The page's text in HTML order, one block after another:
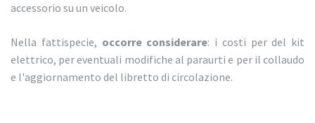
accessorio su un veicolo.
Nella fattispecie, occorre considerare: i costi per del kit
elettrico, per eventuali modifiche al paraurti e per il collaudo
e l'aggiornamento del libretto di circolazione.